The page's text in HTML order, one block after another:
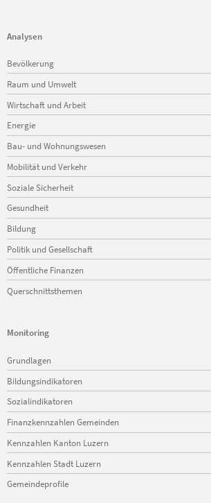
Analysen
Navigation
überspringen
Bevölkerung
Raum und Umwelt
Wirtschaft und Arbeit
Energie
Bau- und Wohnungswesen
Mobilität und Verkehr
Soziale Sicherheit
Gesundheit
Bildung
Politik und Gesellschaft
Öffentliche Finanzen
Querschnittsthemen
Monitoring
Navigation
überspringen
Grundlagen
Bildungsindikatoren
Sozialindikatoren
Finanzkennzahlen Gemeinden
Kennzahlen Kanton Luzern
Kennzahlen Stadt Luzern
Gemeindeprofile